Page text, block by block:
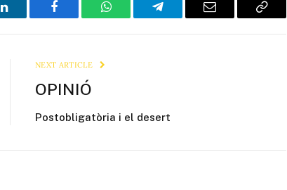
LinkedIn Facebook WhatsAppTelegram Email
Copy
NEXT ARTICLE
OPINIÓ
Postobligatòria i el desert